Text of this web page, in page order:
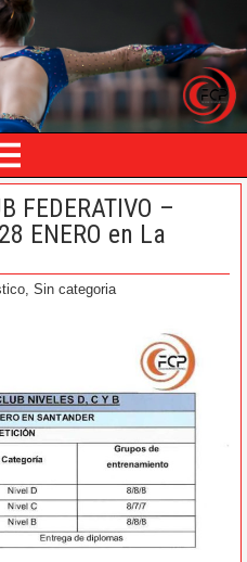
FEDERATIVO –
ENERO en La
Sin categoria